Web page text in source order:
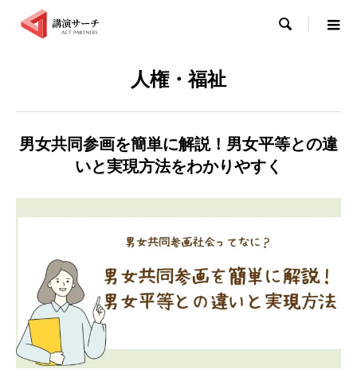

人権・福祉
男女共同参画を簡単に解説！男女平等との違
いと実現方法をわかりやすく